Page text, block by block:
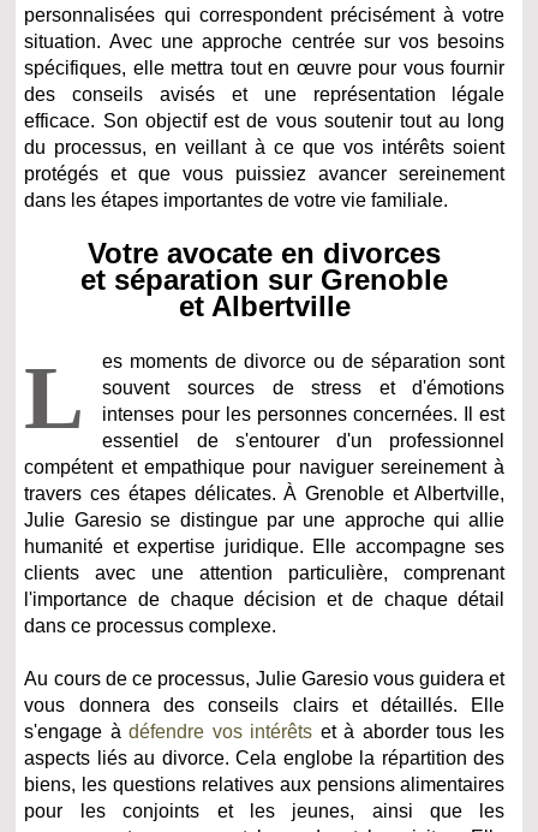
personnalisées qui correspondent précisément à votre
situation. Avec une approche centrée sur vos besoins
spécifiques, elle mettra tout en œuvre pour vous fournir
des conseils avisés et une représentation légale
efficace. Son objectif est de vous soutenir tout au long
du processus, en veillant à ce que vos intérêts soient
protégés et que vous puissiez avancer sereinement
dans les étapes importantes de votre vie familiale.
Votre avocate en divorces
et séparation sur Grenoble
et Albertville
L
es moments de divorce ou de séparation sont
souvent sources de stress et d'émotions
intenses pour les personnes concernées. Il est
essentiel de s'entourer d'un professionnel
compétent et empathique pour naviguer sereinement à
travers ces étapes délicates. À Grenoble et Albertville,
Julie Garesio se distingue par une approche qui allie
humanité et expertise juridique. Elle accompagne ses
clients avec une attention particulière, comprenant
l'importance de chaque décision et de chaque détail
dans ce processus complexe.
Au cours de ce processus, Julie Garesio vous guidera et
vous donnera des conseils clairs et détaillés. Elle
s'engage àdéfendre vos intérêts et à aborder tous les
aspects liés au divorce. Cela englobe la répartition des
biens, les questions relatives aux pensions alimentaires
pour les conjoints et les jeunes, ainsi que les